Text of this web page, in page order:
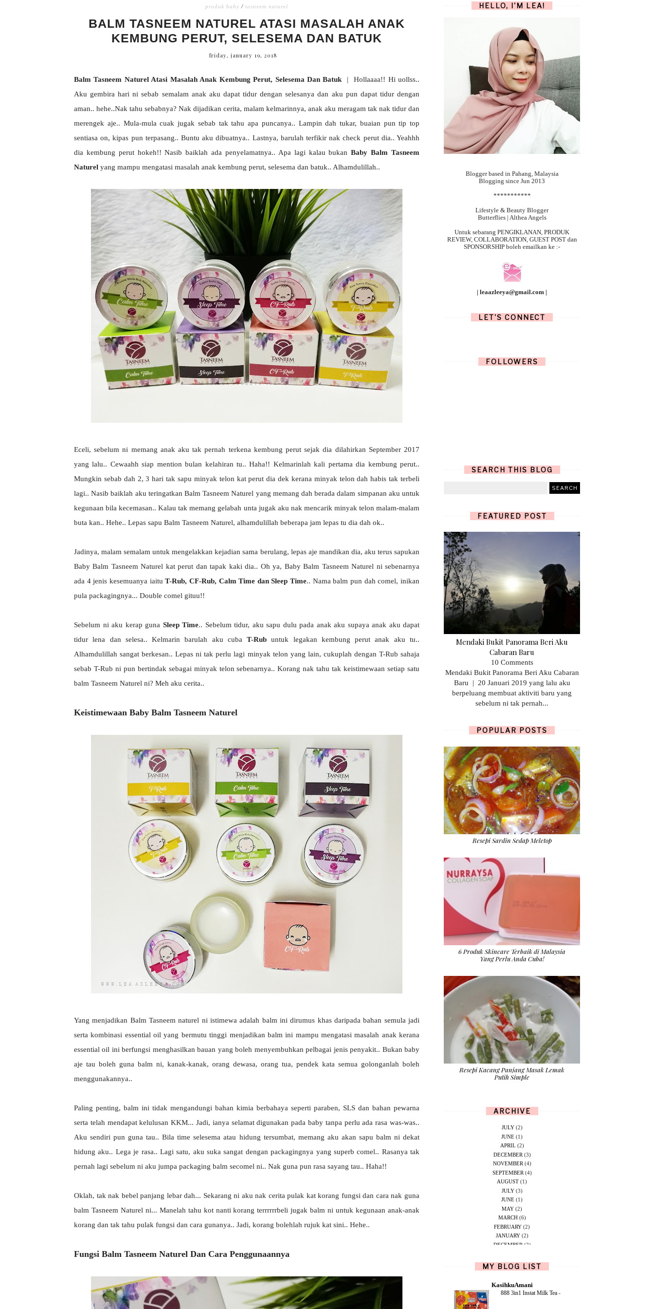
produk baby / tasneem naturel
BALM TASNEEM NATUREL ATASI MASALAH ANAK
KEMBUNG PERUT, SELESEMA DAN BATUK
friday, january 19, 2018
Balm Tasneem Naturel Atasi Masalah Anak Kembung Perut, Selesema Dan Batuk | Hollaaaa!! Hi uollss..
Aku gembira hari ni sebab semalam anak aku dapat tidur dengan selesanya dan aku pun dapat tidur dengan
aman.. hehe..Nak tahu sebabnya? Nak dijadikan cerita, malam kelmarinnya, anak aku meragam tak nak tidur dan
merengek aje.. Mula-mula cuak jugak sebab tak tahu apa puncanya.. Lampin dah tukar, buaian pun tip top
sentiasa on, kipas pun terpasang.. Buntu aku dibuatnya.. Lastnya, barulah terfikir nak check perut dia.. Yeahhh
dia kembung perut hokeh!! Nasib baiklah ada penyelamatnya.. Apa lagi kalau bukanBaby Balm Tasneem
Naturel yang mampu mengatasi masalah anak kembung perut, selesema dan batuk.. Alhamdulillah..
Eceli, sebelum ni memang anak aku tak pernah terkena kembung perut sejak dia dilahirkan September 2017
yang lalu.. Cewaahh siap mention bulan kelahiran tu.. Haha!! Kelmarinlah kali pertama dia kembung perut..
Mungkin sebab dah 2, 3 hari tak sapu minyak telon kat perut dia dek kerana minyak telon dah habis tak terbeli
lagi.. Nasib baiklah aku teringatkan Balm Tasneem Naturel yang memang dah berada dalam simpanan aku untuk
kegunaan bila kecemasan.. Kalau tak memang gelabah unta jugak aku nak mencarik minyak telon malam-malam
buta kan.. Hehe.. Lepas sapu Balm Tasneem Naturel, alhamdulillah beberapa jam lepas tu dia dah ok..
Jadinya, malam semalam untuk mengelakkan kejadian sama berulang, lepas aje mandikan dia, aku terus sapukan
Baby Balm Tasneem Naturel kat perut dan tapak kaki dia.. Oh ya, Baby Balm Tasneem Naturel ni sebenarnya
ada 4 jenis kesemuanya iaituT-Rub, CF-Rub, Calm Time dan Sleep Time.. Nama balm pun dah comel, inikan
pula packagingnya... Double comel gituu!!
Sebelum ni aku kerap guna Sleep Time.. Sebelum tidur, aku sapu dulu pada anak aku supaya anak aku dapat
tidur lena dan selesa.. Kelmarin barulah aku cubaT-Rub untuk legakan kembung perut anak aku tu..
Alhamdulillah sangat berkesan.. Lepas ni tak perlu lagi minyak telon yang lain, cukuplah dengan T-Rub sahaja
sebab T-Rub ni pun bertindak sebagai minyak telon sebenarnya.. Korang nak tahu tak keistimewaan setiap satu
balm Tasneem Naturel ni? Meh aku cerita..
Keistimewaan Baby Balm Tasneem Naturel
Yang menjadikan Balm Tasneem naturel ni istimewa adalah balm ini dirumus khas daripada bahan semula jadi
serta kombinasi essential oil yang bermutu tinggi menjadikan balm ini mampu mengatasi masalah anak kerana
essential oil ini berfungsi menghasilkan bauan yang boleh menyembuhkan pelbagai jenis penyakit.. Bukan baby
aje tau boleh guna balm ni, kanak-kanak, orang dewasa, orang tua, pendek kata semua golonganlah boleh
menggunakannya..
Paling penting, balm ini tidak mengandungi bahan kimia berbahaya seperti paraben, SLS dan bahan pewarna
serta telah mendapat kelulusan KKM... Jadi, ianya selamat digunakan pada baby tanpa perlu ada rasa was-was..
Aku sendiri pun guna tau.. Bila time selesema atau hidung tersumbat, memang aku akan sapu balm ni dekat
hidung aku.. Lega je rasa.. Lagi satu, aku suka sangat dengan packagingnya yang superb comel.. Rasanya tak
pernah lagi sebelum ni aku jumpa packaging balm secomel ni.. Nak guna pun rasa sayang tau.. Haha!!
Oklah, tak nak bebel panjang lebar dah... Sekarang ni aku nak cerita pulak kat korang fungsi dan cara nak guna
balm Tasneem Naturel ni... Manelah tahu kot nanti korang terrrrrrbeli jugak balm ni untuk kegunaan anak-anak
korang dan tak tahu pulak fungsi dan cara gunanya.. Jadi, korang bolehlah rujuk kat sini.. Hehe..
Fungsi Balm Tasneem Naturel Dan Cara Penggunaannya
HELLO, I'M LEA!
Blogger based in Pahang, Malaysia
Blogging since Jun 2013
***********
Lifestyle & Beauty Blogger
Butterflies | Althea Angels
Untuk sebarang PENGIKLANAN, PRODUK
REVIEW, COLLABORATION, GUEST POST dan
SPONSORSHIP boleh emailkan ke :-
| leaazleeya@gmail.com |
LET'S CONNECT
FOLLOWERS
SEARCH THIS BLOG
FEATURED POST
Mendaki Bukit Panorama Beri Aku
Cabaran Baru
10 Comments
Mendaki Bukit Panorama Beri Aku Cabaran
Baru | 20 Januari 2019 yang lalu aku
berpeluang membuat aktiviti baru yang
sebelum ni tak pernah...
POPULAR POSTS
Resepi Sardin Sedap Meletop
6 Produk Skincare Terbaik di Malaysia
Yang Perlu Anda Cuba!
Resepi Kacang Panjang Masak Lemak
Putih Simple
ARCHIVE
JULY(2)
JUNE (1)
APRIL (2)
DECEMBER (3)
NOVEMBER (4)
SEPTEMBER (4)
AUGUST (1)
JULY(3)
JUNE (1)
MAY (2)
MARCH(6)
FEBRUARY (2)
JANUARY(2)
DECEMBER (2)
OCTOBER(1)
SEPTEMBER(2)
MAY(4)
MY BLOG LIST
KasihkuAmani
888 3in1 Instat Milk Tea -